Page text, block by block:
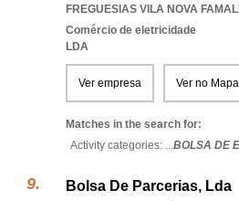
FREGUESIAS VILA NOVA
Comércio de eletricidade
LDA
Ver empresa Ver no Mapa
Matches in the search for:
Activity categories: ...BOLSA DE
Bolsa De Parcerias, Lda